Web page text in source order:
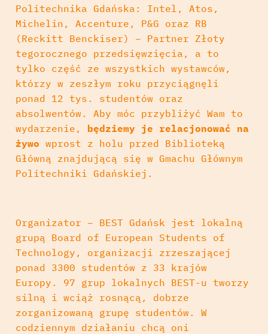
Politechnika Gdańska: Intel, Atos,
Michelin, Accenture, P&G oraz RB
(Reckitt Benckiser) – Partner Złoty
tegorocznego przedsięwzięcia, a to
tylko część ze wszystkich wystawców,
którzy w zeszłym roku przyciągnęli
ponad 12 tys. studentów oraz
absolwentów. Aby móc przybliżyć Wam to
wydarzenie, będziemy je relacjonować na
żywo wprost z holu przed Biblioteką
Główną znajdującą się w Gmachu Głównym
Politechniki Gdańskiej.
Organizator – BEST Gdańsk jest lokalną
grupą Board of European Students of
Technology, organizacji zrzeszającej
ponad 3300 studentów z 33 krajów
Europy. 97 grup lokalnych BEST-u tworzy
silną i wciąż rosnącą, dobrze
zorganizowaną grupę studentów. W
codziennym działaniu chcą oni